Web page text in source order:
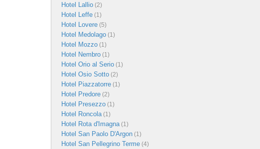
Hotel Lallio (2)
Hotel Leffe (1)
Hotel Lovere (5)
Hotel Medolago (1)
Hotel Mozzo (1)
Hotel Nembro (1)
Hotel Orio al Serio (1)
Hotel Osio Sotto (2)
Hotel Piazzatorre (1)
Hotel Predore (2)
Hotel Presezzo (1)
Hotel Roncola(1)
Hotel Rota d'Imagna(1)
Hotel San Paolo D'Argon (1)
Hotel San Pellegrino Terme (4)